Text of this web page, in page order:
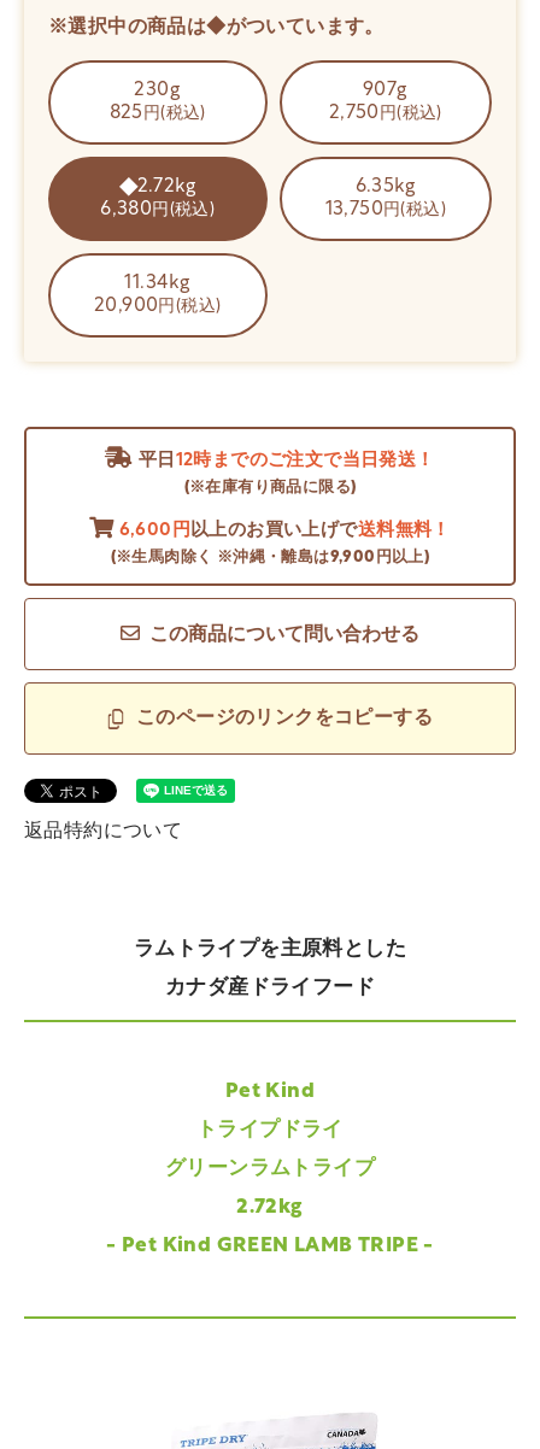
※選択中の商品は◆がついています。
230g
825 円(税込)
907g
2,750 円(税込)
2.72kg
6,380 円(税込)
6.35kg
13,750 円(税込)
11.34kg
20,900 円(税込)
平日 12時までのご注文で当日発送！
(※在庫有り商品に限る)
6,600円 以上のお買い上げで送料無料！
(※生馬肉除く ※沖縄・離島は9,900円以上)
この商品について問い合わせる
このページのリンクをコピーする
返品特約について
ラムトライプを主原料とした
カナダ産ドライフード
Pet Kind
トライプドライ
グリーンラムトライプ
2.72kg
- Pet Kind GREEN LAMB TRIPE -